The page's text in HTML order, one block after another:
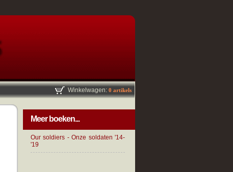
Winkelwagen: 0 artikels
Meer boeken...
Our soldiers - Onze soldaten '14-
'19